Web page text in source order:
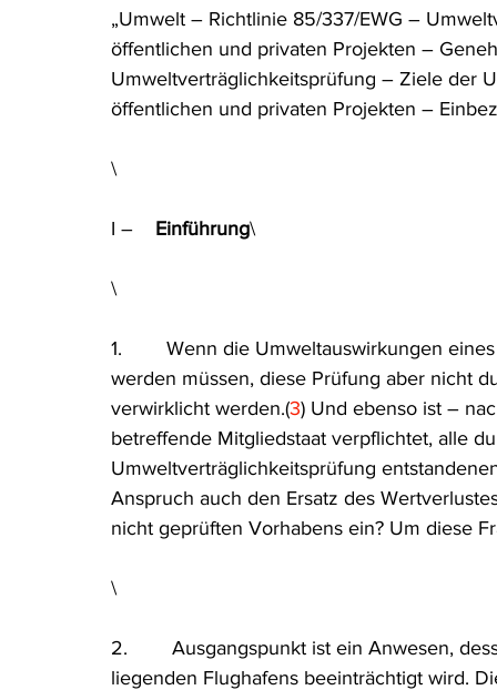
„Umwelt – Richtlinie 85/337/EWG –
öffentlichen und privaten Projekten –
Umweltverträglichkeitsprüfung – Ziele der
öffentlichen und privaten Projekten –
\
I – Einführung\
\
1.        Wenn die Umweltauswirkungen
werden müssen, diese Prüfung aber nicht
verwirklicht werden.(3) Und ebenso ist –
betreffende Mitgliedstaat verpflichtet, alle
Umweltverträglichkeitsprüfung
Anspruch auch den Ersatz des
nicht geprüften Vorhabens ein? Um diese
\
2.        Ausgangspunkt ist ein Anwesen,
liegenden Flughafens beeinträchtigt wird.